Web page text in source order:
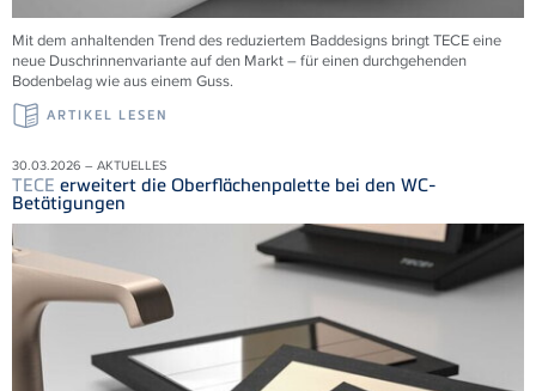
Mit dem anhaltenden Trend des reduziertem Baddesigns bringt TECE eine
neue Duschrinnenvariante auf den Markt – für einen durchgehenden
Bodenbelag wie aus einem Guss.
ARTIKEL LESEN
30.03.2026 – AKTUELLES
TECE erweitert die Oberflächenpalette bei den WC-
Betätigungen